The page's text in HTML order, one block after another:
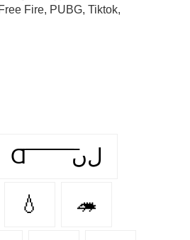
Fire, PUBG, Tiktok,
Ɑ͞ ͞ ͞ ͞ ͞ ͞ ͞ ͞ لﮞ
💧 🦔